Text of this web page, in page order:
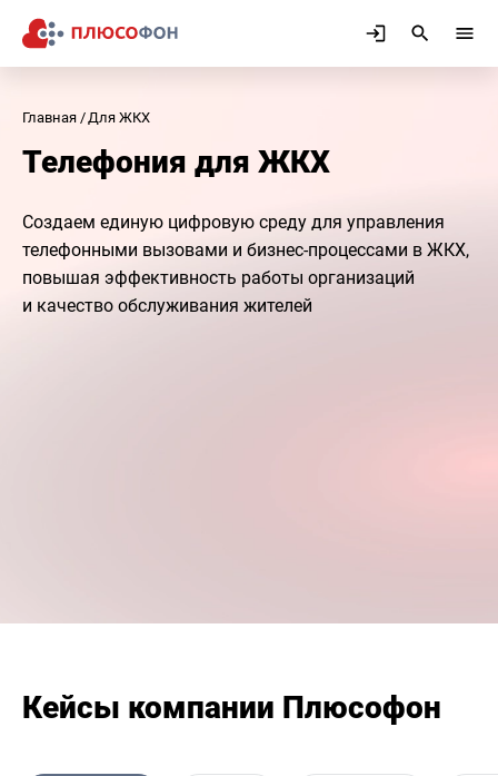
Главная Для ЖКХ
Телефония для ЖКХ
Создаем единую цифровую среду для управления
телефонными вызовами и бизнес-процессами в ЖКХ,
повышая эффективность работы организаций
и качество обслуживания жителей
Кейсы компании Плюсофон